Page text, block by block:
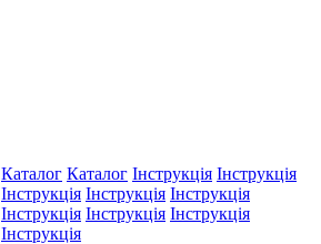
Каталог Каталог Інструкція Інструкція
Інструкція Інструкція Інструкція
Інструкція Інструкція Інструкція
Інструкція